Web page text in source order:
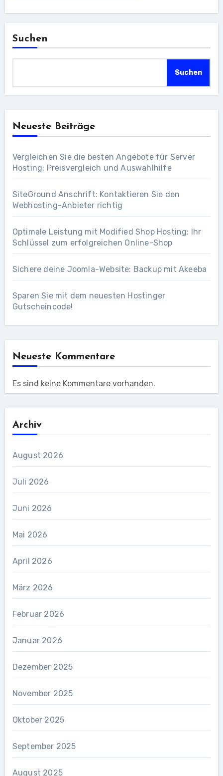
Suchen
Suchen
Neueste Beiträge
Vergleichen Sie die besten Angebote für Server
Hosting: Preisvergleich und Auswahlhilfe
SiteGround Anschrift: Kontaktieren Sie den
Webhosting-Anbieter richtig
Optimale Leistung mit Modified Shop Hosting: Ihr
Schlüssel zum erfolgreichen Online-Shop
Sichere deine Joomla-Website: Backup mit Akeeba
Sparen Sie mit dem neuesten Hostinger
Gutscheincode!
Neueste Kommentare
Es sind keine Kommentare vorhanden.
Archiv
August 2026
Juli 2026
Juni 2026
Mai 2026
April 2026
März 2026
Februar 2026
Januar 2026
Dezember 2025
November 2025
Oktober 2025
September 2025
August 2025